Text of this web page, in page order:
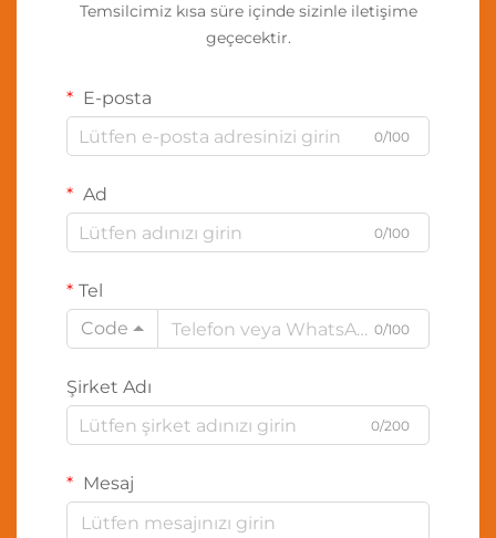
Temsilcimiz kısa süre içinde sizinle iletişime
geçecektir.
E-posta
0/100
Ad
0/100
Tel
Code
0/100
Şirket Adı
0/200
Mesaj